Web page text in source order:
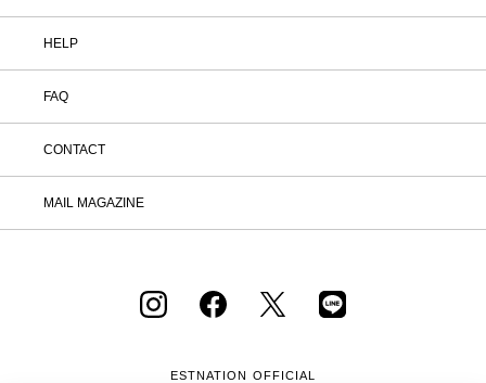
HELP
FAQ
CONTACT
MAIL MAGAZINE
ESTNATION OFFICIAL